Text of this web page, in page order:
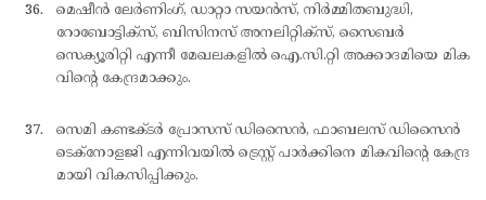
മെഷീന്‍ ലേര്‍ണിംഗ്, ഡാറ്റാ സയന്‍സ്, നിര്‍മ്മിതബുദ്ധി,
റോബോട്ടിക്സ്, ബിസിനസ് അനലിറ്റിക്സ്, സൈബര്‍
സെക്യൂരിറ്റി എന്നീ മേഖലകളില്‍ ഐ.സി.റ്റി അക്കാദമിയെ മിക
വിന്റെ കേന്ദ്രമാക്കും.
സെമി കണ്ടക്ടര്‍ പ്രോസസ് ഡിസൈന്‍, ഫാബലസ് ഡിസൈന്‍
ടെക്നോളജി എന്നിവയില്‍ ട്രെസ്റ്റ് പാര്‍ക്കിനെ മികവിന്റെ കേന്ദ്ര
മായി വികസിപ്പിക്കും.